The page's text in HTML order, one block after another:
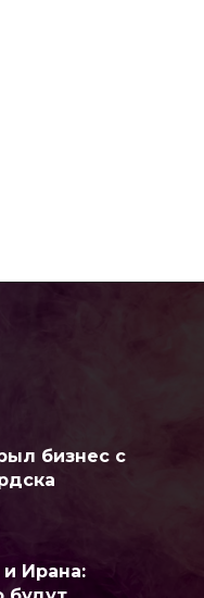
бизнес с
Ирана: